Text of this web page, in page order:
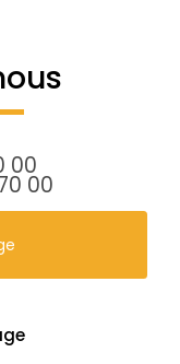
00
00